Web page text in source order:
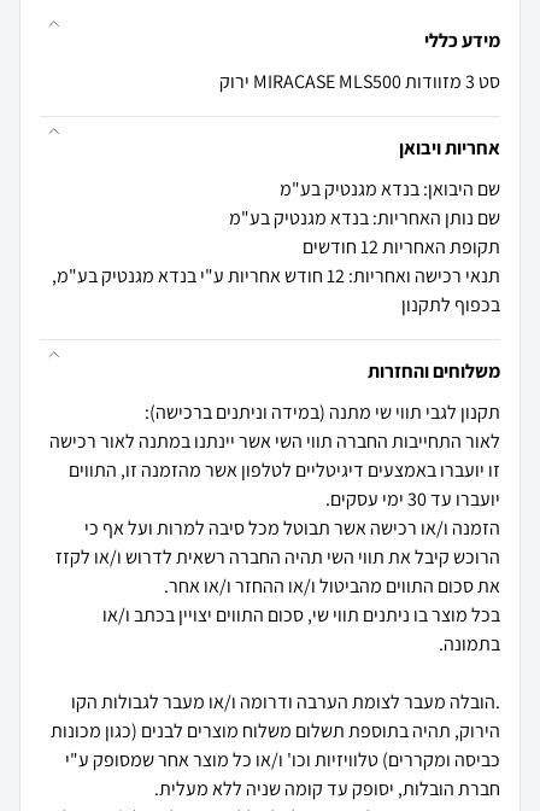
מידע כללי
סט 3 מזוודות MIRACASE MLS500 ירוק
אחריות ויבואן
שם היבואן: בנדא מגנטיק בע"מ
שם נותן האחריות: בנדא מגנטיק בע"מ
תקופת האחריות 12 חודשים
תנאי רכישה ואחריות: 12 חודש אחריות ע"י בנדא מגנטיק בע"מ,
בכפוף לתקנון
משלוחים והחזרות
לאור התחייבות החברה תווי השי אשר יינתנו במתנה לאור רכישה
זו יועברו באמצעים דיגיטליים לטלפון אשר מהזמנה זו, התווים
הזמנה ו/או רכישה אשר תבוטל מכל סיבה למרות ועל אף כי
הרוכש קיבל את תווי השי תהיה החברה רשאית לדרוש ו/או לקזז
בכל מוצר בו ניתנים תווי שי, סכום התווים יצויין בכתב ו/או
.הובלה מעבר לצומת הערבה ודרומה ו/או מעבר לגבולות הקו
הירוק, תהיה בתוספת תשלום משלוח מוצרים לבנים (כגון מכונות
כביסה ומקררים) טלוויזיות וכו' ו/או כל מוצר אחר שמסופק ע"י